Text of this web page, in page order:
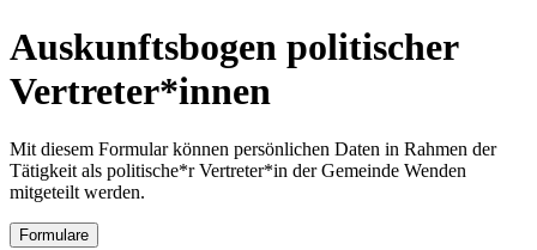
Auskunftsbogen politischer
Vertreter*innen
Mit diesem Formular können persönlichen Daten in Rahmen der
Tätigkeit als politische*r Vertreter*in der Gemeinde Wenden
mitgeteilt werden.
Formulare